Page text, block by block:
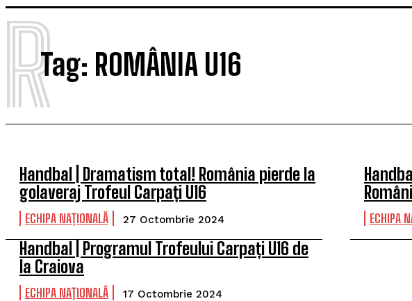
Tag: ROMÂNIA U16
R
Handbal | Dramatism total! România pierde la
golaveraj Trofeul Carpați U16
ECHIPA NAȚIONALĂ 27 Octombrie 2024 ECHIPA
Handbal | Programul Trofeului Carpați U16 de
la Craiova
ECHIPA NAȚIONALĂ 17 Octombrie 2024